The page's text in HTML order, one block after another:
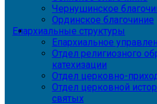
Чернушинское
Ординское благочиние
Епархиальные структуры
Епархиальное
Отдел религиозного
катехизации
Отдел церковно-
Отдел церковной
святых